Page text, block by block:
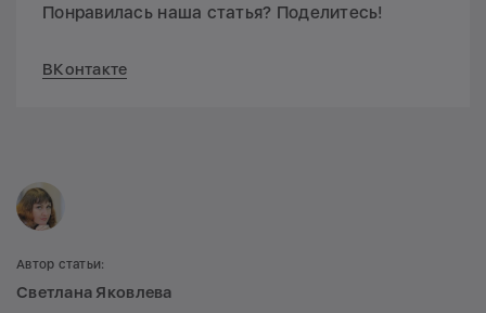
Понравилась наша статья? Поделитесь!
ВКонтакте
Автор статьи:
Светлана Яковлева